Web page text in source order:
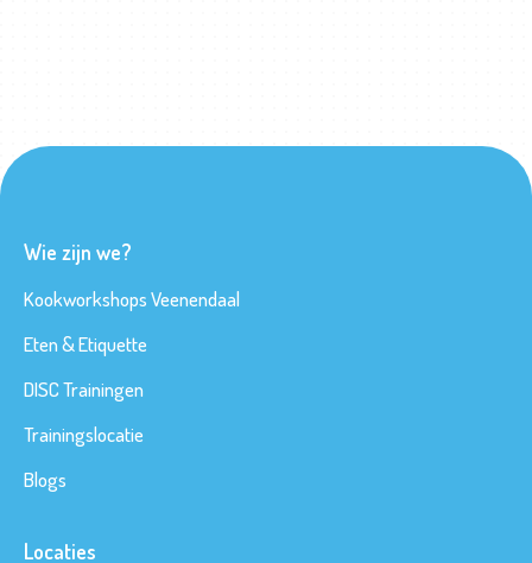
Wie zijn we?
Kookworkshops Veenendaal
Eten & Etiquette
DISC Trainingen
Trainingslocatie
Blogs
Locaties